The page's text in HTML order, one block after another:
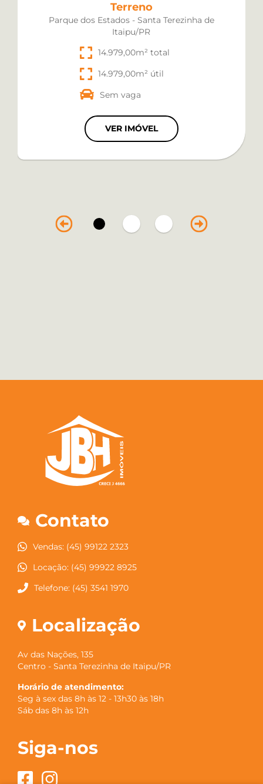
Terreno
Parque dos Estados - Santa Terezinha de
Itaipu/PR
14.979,00m² total
14.979,00m² útil
Sem vaga
VER IMÓVEL
Contato
Vendas: (45) 99122 2323
Locação: (45) 99922 8925
Telefone: (45) 3541 1970
Localização
Av das Nações, 135
Centro - Santa Terezinha de Itaipu/PR
Horário de atendimento:
Seg à sex das 8h às 12 - 13h30 às 18h
Sáb das 8h às 12h
Siga-nos